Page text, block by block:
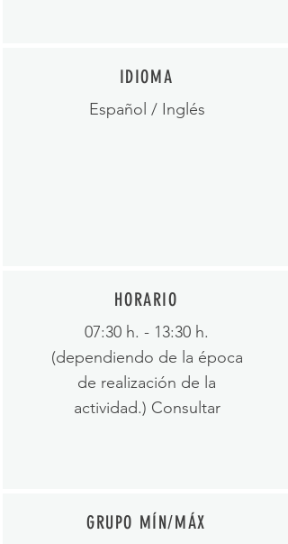
IDIOMA
Español / Inglés
HORARIO
07:30 h. - 13:30 h.
(dependiendo de la época
de realización de la
actividad.) Consultar
GRUPO MÍN/MÁX